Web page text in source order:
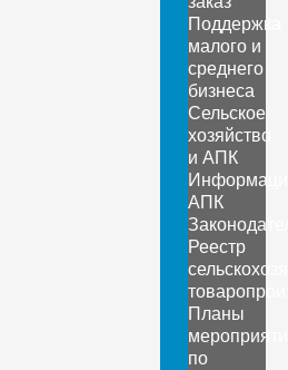
Поддержка
малого и
среднего
бизнеса
Сельское
хозяйство
и АПК
АПК
Реестр
Планы
по